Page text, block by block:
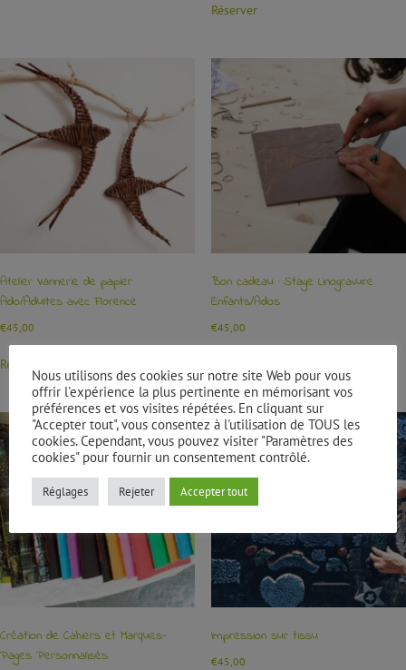
Réserver
Atelier Vannerie de papier
Ado/Adultes avec Florence
€45,00
Réserver
Bon cadeau : Stage Linogravure
Enfants/Ados
€45,00
Création de Cahiers et Marques-
Pages Personnalisés
Impression sur tissu
€45,00
Nous utilisons des cookies sur notre site Web pour vous
offrir l'expérience la plus pertinente en mémorisant vos
préférences et vos visites répétées. En cliquant sur
"Accepter tout", vous consentez à l'utilisation de TOUS les
cookies. Cependant, vous pouvez visiter "Paramètres des
cookies" pour fournir un consentement contrôlé.
Réglages Rejeter Accepter tout